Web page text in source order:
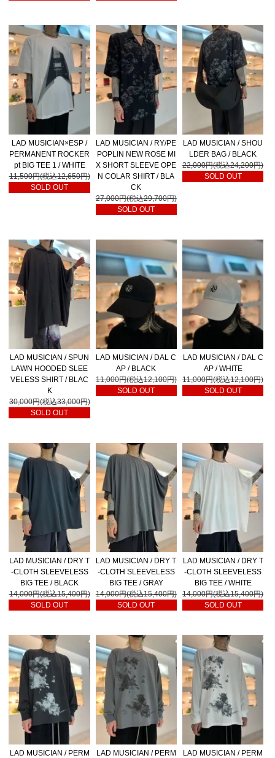
LAD MUSICIAN×ESP /
PERMANENT ROCKER
pt BIG TEE 1 / WHITE
11,500円(税込12,650円)
SOLD OUT
LAD MUSICIAN / RY/PE
POPLIN NEW ROSE MI
X SHORT SLEEVE OPE
N COLAR SHIRT / BLA
CK
27,000円(税込29,700円)
SOLD OUT
LAD MUSICIAN / SHOU
LDER BAG / BLACK
22,000円(税込24,200円)
SOLD OUT
LAD MUSICIAN / SPUN
LAWN HOODED SLEE
VELESS SHIRT / BLAC
K
30,000円(税込33,000円)
SOLD OUT
LAD MUSICIAN / DAL C
AP / BLACK
11,000円(税込12,100円)
SOLD OUT
LAD MUSICIAN / DAL C
AP / WHITE
11,000円(税込12,100円)
SOLD OUT
LAD MUSICIAN / DRY T
-CLOTH SLEEVELESS
BIG TEE / BLACK
14,000円(税込15,400円)
SOLD OUT
LAD MUSICIAN / DRY T
-CLOTH SLEEVELESS
BIG TEE / GRAY
14,000円(税込15,400円)
SOLD OUT
LAD MUSICIAN / DRY T
-CLOTH SLEEVELESS
BIG TEE / WHITE
14,000円(税込15,400円)
SOLD OUT
LAD MUSICIAN / PERM
LAD MUSICIAN / PERM
LAD MUSICIAN / PERM